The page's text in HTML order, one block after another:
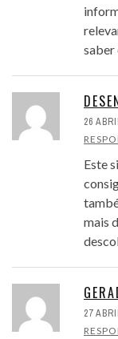
saber
26
Este
mais
27